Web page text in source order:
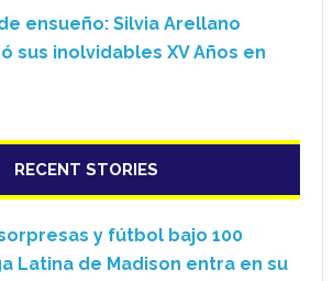
ensueño: Silvia Arellano
sus inolvidables XV Años en
RECENT STORIES
y fútbol bajo 100
Latina de Madison entra en su